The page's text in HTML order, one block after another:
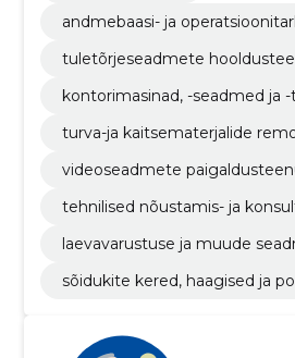
andmebaasi- ja
tuletõrjeseadmete
kontorimasinad, -seadmed ja -
turva-ja kaitsematerjalide
videoseadmete
tehnilised nõustamis- ja
laevavarustuse ja muude
sõidukite kered, haagised ja